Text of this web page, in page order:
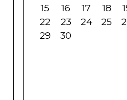
15
16 17 18
22
23 24 25
29
30